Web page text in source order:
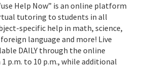
Help Now” is an online platform
tutoring to students in all
specific help in math, science,
language and more! Live
DAILY through the online
p.m. to 10 p.m., while additional